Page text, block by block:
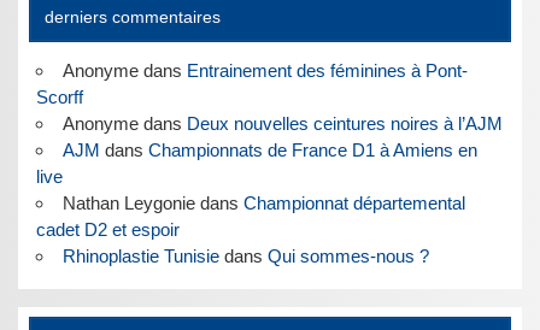
derniers commentaires
Anonymedans Entrainement des féminines à Pont-
Scorff
Anonymedans Deux nouvelles ceintures noires à l’AJM
AJM dans Championnats de France D1 à Amiens en
live
Nathan Leygoniedans Championnat départemental
cadet D2 et espoir
Rhinoplastie Tunisiedans Qui sommes-nous ?